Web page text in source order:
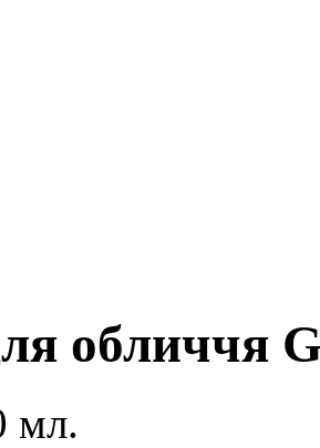
обличчя
мл.